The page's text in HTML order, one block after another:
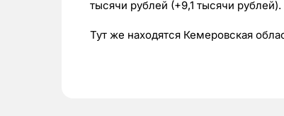
тысячи рублей (+9,1 тысячи рублей).
Тут же находятся Кемеровская